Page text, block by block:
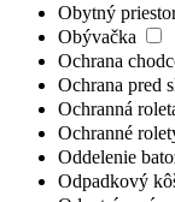
Obytný
Obývačka
Ochrana
Ochrana pred
Ochranná
Ochranné
Oddelenie
Odpadkový